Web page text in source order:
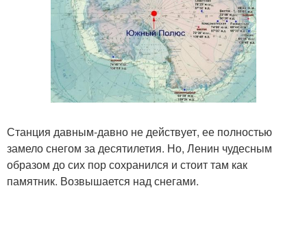
Станция давным-давно не действует, ее полностью
замело снегом за десятилетия. Но, Ленин чудесным
образом до сих пор сохранился и стоит там как
памятник. Возвышается над снегами.